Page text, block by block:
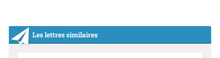
Les lettres similaires